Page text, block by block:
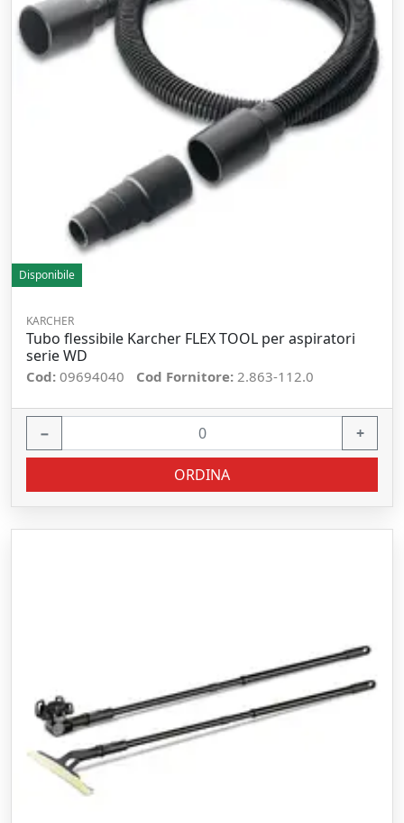
Disponibile
KARCHER
Tubo flessibile Karcher FLEX TOOL per aspiratori
serie WD
Cod: 09694040 Cod Fornitore: 2.863-112.0
− +
ORDINA